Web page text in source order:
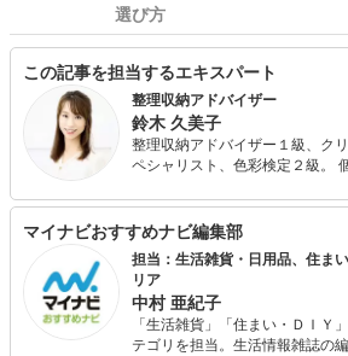
選び方
この記事を担当するエキスパート
整理収納アドバイザー
鈴木 久美子
整理収納アドバイザー１級、ク
ペシャリスト、色彩検定２級。 個人宅の整理収納サポート
Web記事も多数執筆中。「暮ら
る」Classy Life代表。雑誌のレポーターとしても活動し、
生活を楽しくする情報を発信。 子どもがいても、狭いマン
ションでも、スッキリと美しい
マイナビおすすめナビ編集部
担当：生活雑貨・日用品、住ま
リア
中村 亜紀子
「生活雑貨」「住まい・ＤＩＹ
テゴリを担当。生活情報雑誌の